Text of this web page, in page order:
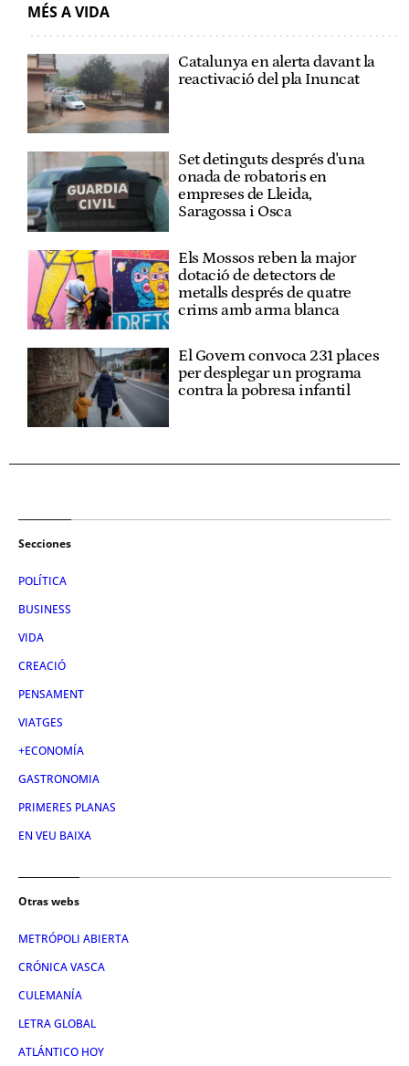
MÉS A VIDA
Catalunya en alerta davant la
reactivació del pla Inuncat
Set detinguts després d'una
onada de robatoris en
empreses de Lleida,
Saragossa i Osca
Els Mossos reben la major
dotació de detectors de
metalls després de quatre
crims amb arma blanca
El Govern convoca 231 places
per desplegar un programa
contra la pobresa infantil
Secciones
POLÍTICA
BUSINESS
VIDA
CREACIÓ
PENSAMENT
VIATGES
+ECONOMÍA
GASTRONOMIA
PRIMERES PLANAS
EN VEU BAIXA
Otras webs
METRÓPOLI ABIERTA
CRÓNICA VASCA
CULEMANÍA
LETRA GLOBAL
ATLÁNTICO HOY